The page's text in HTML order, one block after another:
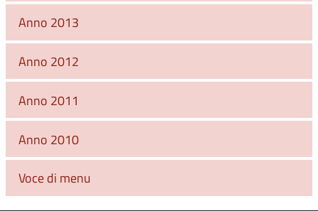
Anno 2013
Anno 2012
Anno 2011
Anno 2010
Voce di menu